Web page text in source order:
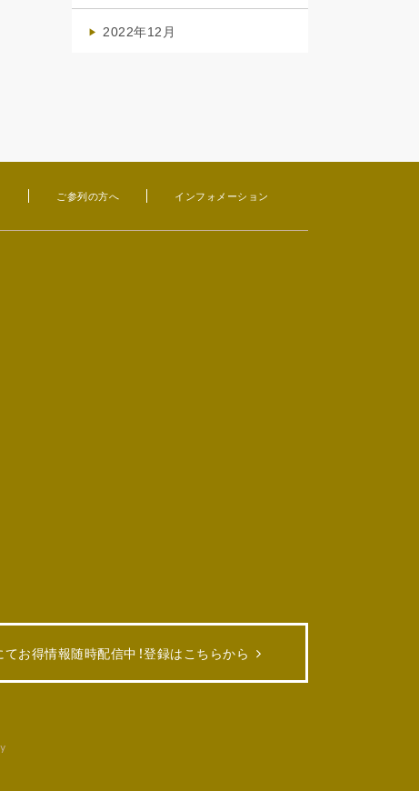
2022年12月
ご参列の方へ インフォメーション
てお得情報随時配信中！登録はこちらから